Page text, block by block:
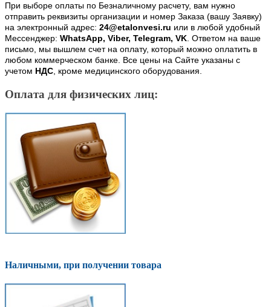
При выборе оплаты по Безналичному расчету, вам нужно
отправить реквизиты организации и номер Заказа (вашу Заявку)
на электронный адрес: 24@etalonvesi.ru или в любой удобный
Мессенджер: WhatsApp, Viber, Telegram, VK. Ответом на ваше
письмо, мы вышлем счет на оплату, который можно оплатить в
любом коммерческом банке. Все цены на Сайте указаны с
учетом НДС, кроме медицинского оборудования.
Оплата для физических лиц:
Наличными, при получении товара